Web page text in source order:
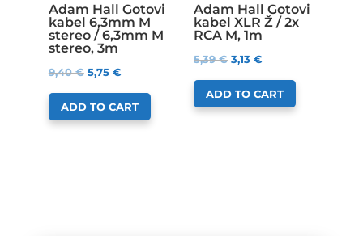
Adam Hall Gotovi
kabel 6,3mm M
stereo / 6,3mm M
stereo, 3m
9,40€ 5,75 €
ADD TO CART
Adam Hall Gotovi
kabel XLR Ž / 2x
RCA M, 1m
5,39€ 3,13 €
ADD TO CART